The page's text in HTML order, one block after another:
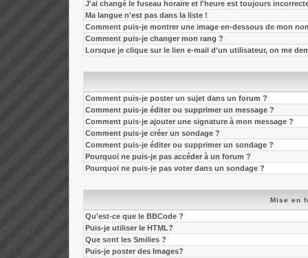
J'ai changé le fuseau horaire et l'heure est toujours
Ma langue n'est pas dans la liste !
Comment puis-je montrer une image en-dessous de mon
Comment puis-je changer mon rang ?
Lorsque je clique sur le lien e-mail d'un utilisateur, on me
Comment puis-je poster un sujet dans un forum ?
Comment puis-je éditer ou supprimer un message ?
Comment puis-je ajouter une signature à mon message ?
Comment puis-je créer un sondage ?
Comment puis-je éditer ou supprimer un sondage ?
Pourquoi ne puis-je pas accéder à un forum ?
Pourquoi ne puis-je pas voter dans un sondage ?
Mise en
Qu'est-ce que le BBCode ?
Puis-je utiliser le HTML?
Que sont les Smilies ?
Puis-je poster des Images?